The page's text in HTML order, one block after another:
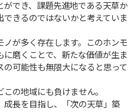
ができ、課題先進地である天草か
できるのではないかと考えていま
ノが多く存在します。このホンモ
に磨くことで、新たな価値が生ま
の可能性も無限大になると思って
の地域にも負けません。
成長を目指し、「次の天草」築